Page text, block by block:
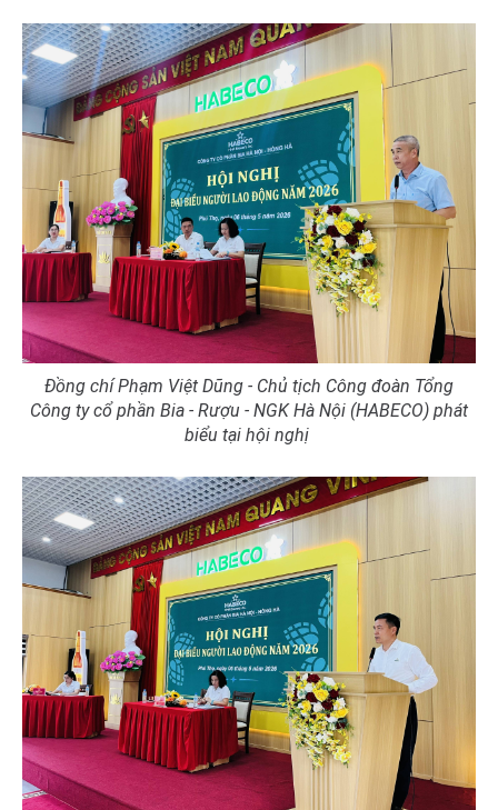
Đồng chíPhạm Việt Dũng - Chủ tịch Công đoàn Tổng
Công ty cổ phần Bia - Rượu - NGK Hà Nội (HABECO) phát
biểu tại hội nghị